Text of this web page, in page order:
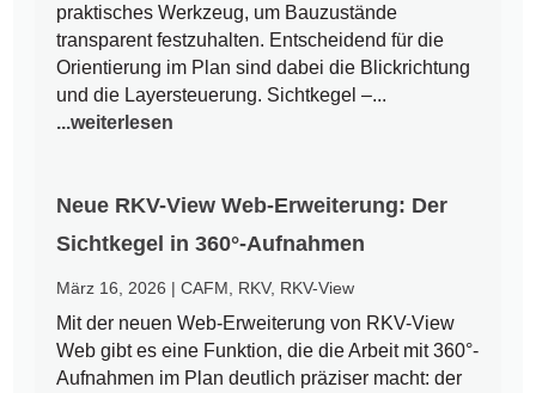
praktisches Werkzeug, um Bauzustände
transparent festzuhalten. Entscheidend für die
Orientierung im Plan sind dabei die Blickrichtung
und die Layersteuerung. Sichtkegel –...
...weiterlesen
Neue RKV-View Web-Erweiterung: Der
Sichtkegel in 360°-Aufnahmen
März 16, 2026 |CAFM RKV, RKV-View
Mit der neuen Web-Erweiterung von RKV-View
Web gibt es eine Funktion, die die Arbeit mit 360°-
Aufnahmen im Plan deutlich präziser macht: der